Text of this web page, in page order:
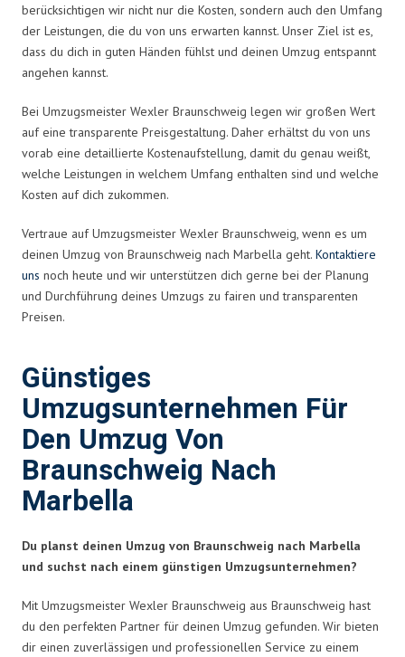
berücksichtigen wir nicht nur die Kosten, sondern auch den Umfang
der Leistungen, die du von uns erwarten kannst. Unser Ziel ist es,
dass du dich in guten Händen fühlst und deinen Umzug entspannt
angehen kannst.
Bei Umzugsmeister Wexler Braunschweig legen wir großen Wert
auf eine transparente Preisgestaltung. Daher erhältst du von uns
vorab eine detaillierte Kostenaufstellung, damit du genau weißt,
welche Leistungen in welchem Umfang enthalten sind und welche
Kosten auf dich zukommen.
Vertraue auf Umzugsmeister Wexler Braunschweig, wenn es um
deinen Umzug von Braunschweig nach Marbella geht. Kontaktiere
uns noch heute und wir unterstützen dich gerne bei der Planung
und Durchführung deines Umzugs zu fairen und transparenten
Preisen.
Günstiges
Umzugsunternehmen Für
Den Umzug Von
Braunschweig Nach
Marbella
Du planst deinen Umzug von Braunschweig nach Marbella
und suchst nach einem günstigen Umzugsunternehmen?
Mit Umzugsmeister Wexler Braunschweig aus Braunschweig hast
du den perfekten Partner für deinen Umzug gefunden. Wir bieten
dir einen zuverlässigen und professionellen Service zu einem